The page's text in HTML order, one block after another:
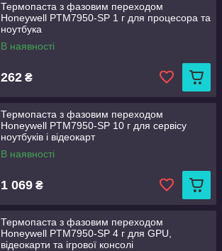
Термопаста з фазовим переходом
Honeywell PTM7950-SP 1 г для процесора та
ноутбука
В наявності
262 ₴
Термопаста з фазовим переходом
Honeywell PTM7950-SP 10 г для сервісу
ноутбуків і відеокарт
В наявності
1 069 ₴
Термопаста з фазовим переходом
Honeywell PTM7950-SP 4 г для GPU,
відеокарти та ігрової консолі